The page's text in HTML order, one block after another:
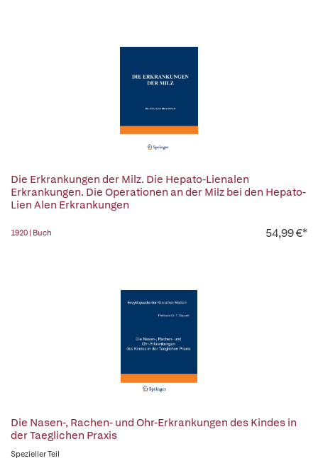
Die Erkrankungen der Milz. Die Hepato-Lienalen
Erkrankungen. Die Operationen an der Milz bei den Hepato-
Lien Alen Erkrankungen
1920 | Buch 54,99 €*
Die Nasen-, Rachen- und Ohr-Erkrankungen des Kindes in
der Taeglichen Praxis
Spezieller Teil